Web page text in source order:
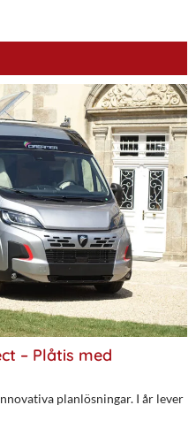
– Plåtis med
planlösningar. I år lever